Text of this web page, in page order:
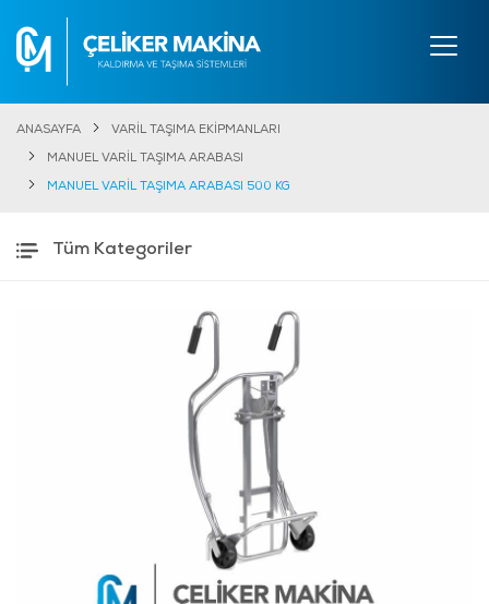
ANASAYFA VARİL TAŞIMA EKİPMANLARI
MANUEL VARİL TAŞIMA ARABASI
MANUEL VARİL TAŞIMA ARABASI 500 KG
Tüm Kategoriler